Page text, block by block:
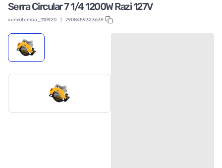
Serra Circular 7 1/4 1200W Razi 127V
vemkitemba_110920 7908459323639